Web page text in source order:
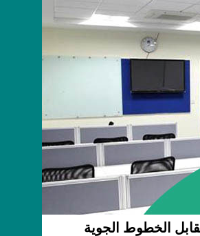
الخطوط الجوية